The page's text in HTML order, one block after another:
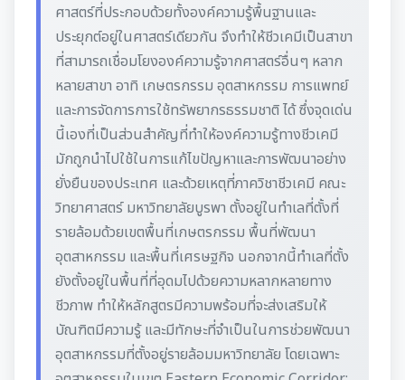
ศาสตร์ที่ประกอบด้วยทั้งองค์ความรู้พื้นฐานและ
ประยุกต์อยู่ในศาสตร์เดียวกัน จึงทำให้ชีวเคมีเป็นสาขา
ที่สามารถเชื่อมโยงองค์ความรู้จากศาสตร์อื่นๆ หลาก
หลายสาขา อาทิ เกษตรกรรม อุตสาหกรรม การแพทย์
และการจัดการการใช้ทรัพยากรธรรมชาติ ได้ ซึ่งจุดเด่น
นี้เองที่เป็นส่วนสำคัญที่ทำให้องค์ความรู้ทางชีวเคมี
มักถูกนำไปใช้ในการแก้ไขปัญหาและการพัฒนาอย่าง
ยั่งยืนของประเทศ และด้วยเหตุที่ภาควิชาชีวเคมี คณะ
วิทยาศาสตร์ มหาวิทยาลัยบูรพา ตั้งอยู่ในทำเลที่ตั้งที่
รายล้อมด้วยเขตพื้นที่เกษตรกรรม พื้นที่พัฒนา
อุตสาหกรรม และพื้นที่เศรษฐกิจ นอกจากนี้ทำเลที่ตั้ง
ยังตั้งอยู่ในพื้นที่ที่อุดมไปด้วยความหลากหลายทาง
ชีวภาพ ทำให้หลักสูตรมีความพร้อมที่จะส่งเสริมให้
บัณฑิตมีความรู้ และมีทักษะที่จำเป็นในการช่วยพัฒนา
อุตสาหกรรมที่ตั้งอยู่รายล้อมมหาวิทยาลัย โดยเฉพาะ